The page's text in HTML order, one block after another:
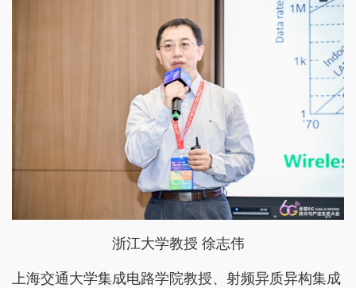
浙江大学教授 徐志伟
上海交通大学集成电路学院教授、射频异质异构集成